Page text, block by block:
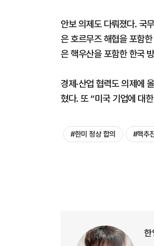
안보 의제도 다뤄졌다. 국
은 호르무즈 해협을 포함
은 핵우산을 포함한 한국
경제·산업 협력도 의제에
혔다. 또 “미국 기업에 대
#한미 정상 합의 #핵추
한